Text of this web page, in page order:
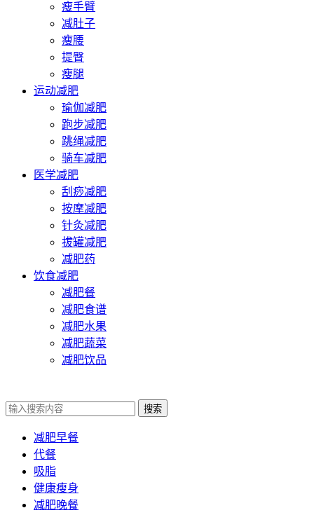
瘦手臂
减肚子
瘦腰
提臀
瘦腿
运动减肥
瑜伽减肥
跑步减肥
跳绳减肥
骑车减肥
医学减肥
刮痧减肥
按摩减肥
针灸减肥
拔罐减肥
减肥药
饮食减肥
减肥餐
减肥食谱
减肥水果
减肥蔬菜
减肥饮品
搜索
减肥早餐
代餐
吸脂
健康瘦身
减肥晚餐